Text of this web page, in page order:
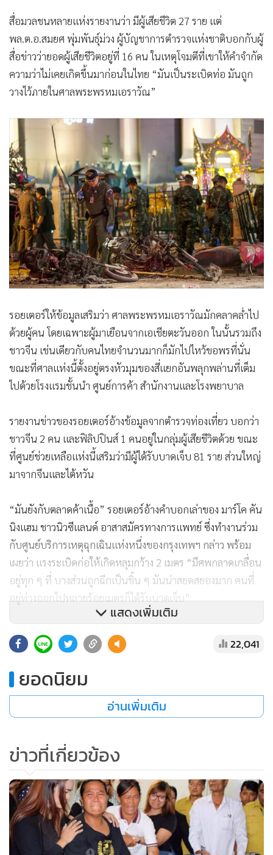
สื่อมวลชนหลายแห่งรายงานว่า มีผู้เสียชีวิต 27 ราย แต่
พล.ต.อ.สมยศ พุ่มพันธุ์ม่วง ผู้บัญชาการตำรวจแห่งชาติบอกกับผู้
สื่อข่าวว่ายอดผู้เสียชีวิตอยู่ที่ 16 คน ในเหตุโจมตีที่เขาให้คำจำกัด
ความว่าไม่เคยเกิดขึ้นมาก่อนในไทย “มันเป็นระเบิดท่อ มันถูก
วางไว้ภายในศาลพระพรหมเอราวัณ”
รอยเตอร์ให้ข้อมูลเสริมว่า ศาลพระพรหมเอราวัณมักคลาคล่ำไป
ด้วยผู้คน โดยเฉพาะผู้มาเยือนจากเอเชียตะวันออก ในนั้นรวมถึง
ชาวจีน เช่นเดียวกับคนไทยจำนวนมากก็มักไปไหว้ขอพรที่นั่น
ขณะที่ศาลแห่งนี้ตั้งอยู่ตรงหัวมุมของสี่แยกอันพลุกพล่านที่เต็ม
ไปด้วยโรงแรมชั้นนำ ศูนย์การค้า สำนักงานและโรงพยาบาล
รายงานข่าวของรอยเตอร์อ้างข้อมูลจากตำรวจท่องเที่ยว บอกว่า
ชาวจีน 2 คน และฟิลิปปินส์ 1 คนอยู่ในกลุ่มผู้เสียชีวิตด้วย ขณะ
ที่ศูนย์ช่วยเหลือแห่งนี้เสริมว่ามีผู้ได้รับบาดเจ็บ 81 ราย ส่วนใหญ่
มาจากจีนและไต้หวัน
“มันยังกับตลาดค้าเนื้อ” รอยเตอร์อ้างคำบอกเล่าของ มาร์โค คัน
นิงแฮม ชาวนิวซีแลนด์ อาสาสมัครทางการแพทย์ ซึ่งทำงานร่วม
กับศูนย์บริการเหตุฉุกเฉินแห่งหนึ่งของกรุงเทพฯ กล่าว พร้อม
เผยว่า แรงระเบิดก่อให้เกิดหลุมกว้าง 2 เมตร “มีศพกลาดเกลื่อน
อยู่ทุก ๆ ที่ บางส่วนถูกฉีกเป็นชิ้น ๆ มันน่าสยดสยองมาก คนที่
อยู่ห่างออกไปหลายร้อยเมตรก็ได้รับบาดเจ็บ”
ก่อนหน้านี้ รายงานของรอยเตอร์ระบุว่า เจ้าหน้าที่สั่งการให้
ประชาชนที่มายืนมุงดูให้ถอยห่างออกไป และพวกเขากำลัง
ดำเนินการตรวจสอบหาระเบิดลูกที่ 2 อย่างไรก็ตาม ท้ายที่สุด
แล้วก็ไม่พบวัตถุระเบิดเพิ่มเติม
รอยเตอร์ระบุต่อว่า ทางการได้ยกระดับตรวจตราด้านความมั่นคง
รถไฟฟ้าที่แล่นผ่านเหนือจุดเกิดเหตุ ยังคงให้บริการตามปกติ
สื่อต่างประเทศแห่งนี้ระบุว่า เบื้องต้นข้อสงสัยอาจตกไปที่พวก
แบ่งแยกดินแดนมุสลิมทางภาคใต้ของประเทศ แต่อีกด้านหนึ่ง
ไทยต้องเผชิญสถานการณ์อันตึงเครียดและบางครั้งก็เลี้ยวเข้าสู่
ความรุนแรงมานานนับทศวรรษ จากการแย่งชิงอำนาจระหว่าง
แสดงเพิ่มเติม
22,041
ยอดนิยม
อ่านเพิ่มเติม
ข่าวที่เกี่ยวข้อง